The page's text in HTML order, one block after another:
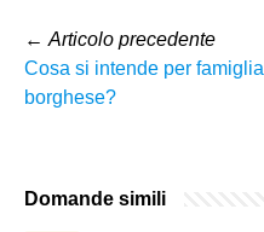
← Articolo precedente
Cosa si intende per famiglia
borghese?
Domande simili